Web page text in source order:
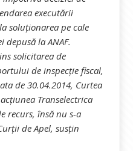
executării
soluţionarea pe cale
la ANAF.
solicitarea de
de inspecție fiscal,
de 30.04.2014, Curtea
Transelectrica
recurs, însă nu s-a
de Apel, susțin